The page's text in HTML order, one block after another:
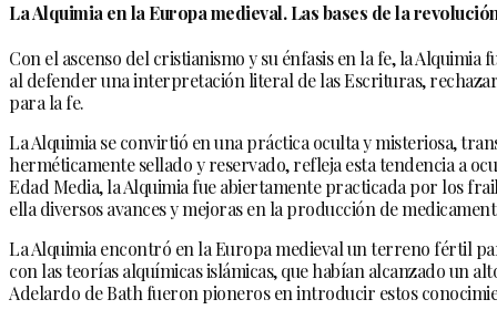
La Alquimia en la Europa medieval. Las bases de la
Con el ascenso del cristianismo y su énfasis en la fe, la
al defender una interpretación literal de las Escrituras,
para la fe.
La Alquimia se convirtió en una práctica oculta y misteriosa,
herméticamente sellado y reservado, refleja esta tendencia a
Edad Media, la Alquimia fue abiertamente practicada por los
ella diversos avances y mejoras en la producción de
La Alquimia encontró en la Europa medieval un terreno fértil
con las teorías alquímicas islámicas, que habían alcanzado un
Adelardo de Bath fueron pioneros en introducir estos